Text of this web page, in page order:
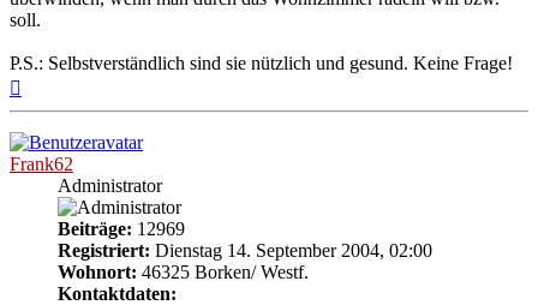
soll.
P.S.: Selbstverständlich sind sie nützlich und gesund. Keine Frage!
Frank62
Administrator
Beiträge: 12969
Registriert: Dienstag 14. September 2004, 02:00
Wohnort: 46325 Borken/ Westf.
Kontaktdaten: